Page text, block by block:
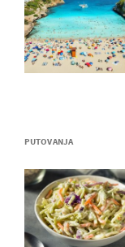
PUTOVANJA